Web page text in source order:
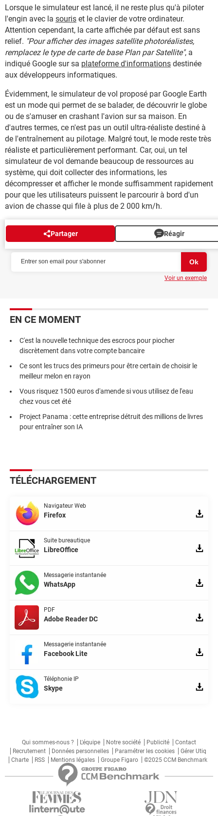
Lorsque le simulateur est lancé, il ne reste plus qu'à piloter
l'engin avec la souris et le clavier de votre ordinateur.
Attention cependant, la carte affichée par défaut est sans
relief. "Pour afficher des images satellite photoréalistes,
remplacez le type de carte de base Plan par Satellite", a
indiqué Google sur sa plateforme d'informations destinée
aux développeurs informatiques.
Évidemment, le simulateur de vol proposé par Google Earth
est un mode qui permet de se balader, de découvrir le globe
ou de s'amuser en crashant l'avion sur sa maison. En
d'autres termes, ce n'est pas un outil ultra-réaliste destiné à
de l'entraînement au pilotage. Malgré tout, le mode reste très
réaliste et particulièrement performant. Car, oui, un tel
simulateur de vol demande beaucoup de ressources au
système, qui doit collecter des informations, les
décompresser et afficher le monde suffisamment rapidement
pour que les utilisateurs puissent le parcourir à bord d'un
avion de chasse qui file à plus de 2 000 km/h.
Partager Réagir
NEWSLETTER
Voir un exemple
EN CE MOMENT
C'est la nouvelle technique des escrocs pour piocher
discrètement dans votre compte bancaire
Ce sont les trucs des primeurs pour être certain de choisir le
meilleur melon en rayon
Vous risquez 1500 euros d'amende si vous utilisez de l'eau
chez vous cet été
Project Panama : cette entreprise détruit des millions de livres
pour entraîner son IA
TÉLÉCHARGEMENT
Navigateur Web
Firefox
Suite bureautique
LibreOffice
Messagerie instantanée
WhatsApp
PDF
Adobe Reader DC
Messagerie instantanée
Facebook Lite
Téléphonie IP
Skype
Qui sommes-nous ? L'équipe Notre société Publicité
Contact
Recrutement
Données personnelles Paramétrer les cookies
Gérer Utiq
Charte
RSS Mentions légales Groupe Figaro ©2025 CCM Benchmark